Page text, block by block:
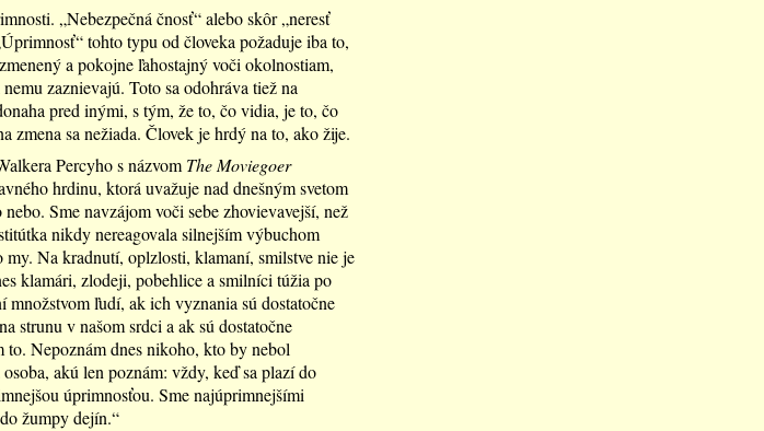
„Nebezpečná čnosť“ alebo skôr „neresť
tohto typu od človeka požaduje iba to,
a pokojne ľahostajný voči okolnostiam,
zaznievajú. Toto sa odohráva tiež na
pred inými, s tým, že to, čo vidia, je to, čo
zmena sa nežiada. Človek je hrdý na to, ako žije.
Percyho s názvom The Moviegoer
hrdinu, ktorá uvažuje nad dnešným svetom
Sme navzájom voči sebe zhovievavejší, než
nikdy nereagovala silnejším výbuchom
Na kradnutí, oplzlosti, klamaní, smilstve nie je
klamári, zlodeji, pobehlice a smilníci túžia po
ľudí, ak ich vyznania sú dostatočne
strunu v našom srdci a ak sú dostatočne
Nepoznám dnes nikoho, kto by nebol
akú len poznám: vždy, keď sa plazí do
úprimnosťou. Sme najúprimnejšími
žumpy dejín.“